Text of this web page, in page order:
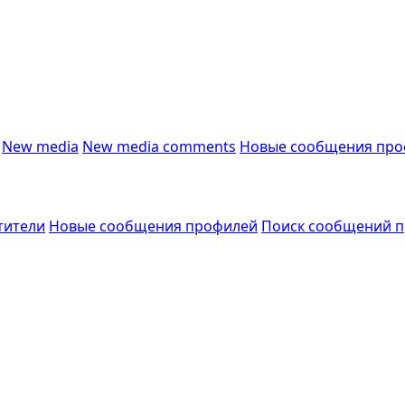
New media New media comments Новые сообщения
Новые сообщения профилей Поиск сообщений